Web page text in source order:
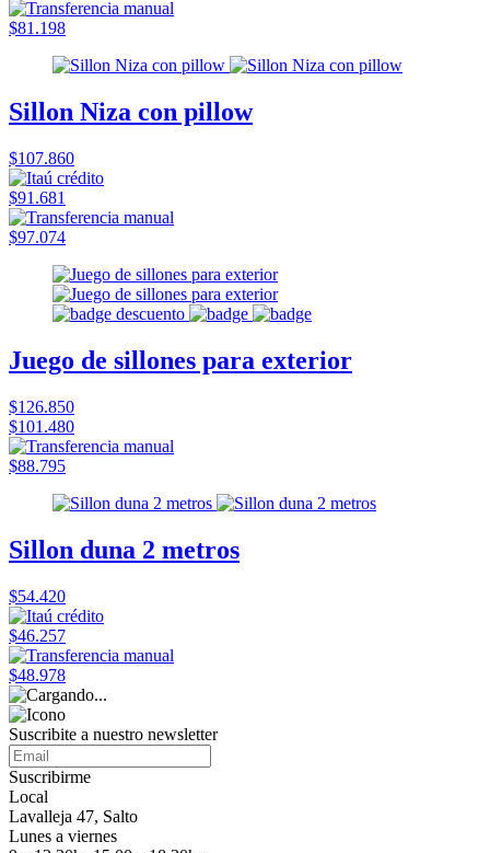
$81.198
Sillon Niza con pillow
$107.860
$91.681
$97.074
Juego de sillones para exterior
$126.850
$101.480
$88.795
Sillon duna 2 metros
$54.420
$46.257
$48.978
Suscribite a nuestro newsletter
Suscribirme
Local
Lavalleja 47, Salto
Lunes a viernes